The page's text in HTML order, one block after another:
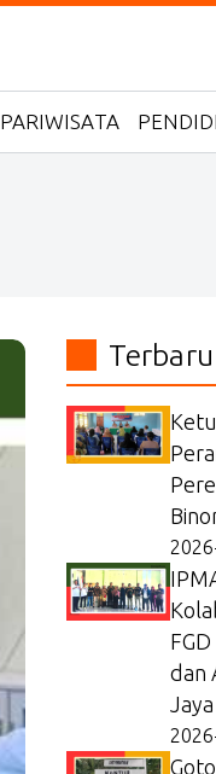
PARIWISATA
Terbaru
dan
Jaya